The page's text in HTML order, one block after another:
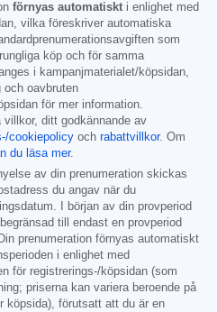
förnyas automatiskt i enlighet med
vilka föreskriver automatiska
som
köp och för samma
i kampanjmaterialet/köpsidan,
och oavbruten
för mer information.
ditt godkännande av
cookiepolicy och rabattvillkor. Om
du läsa mer.
av din prenumeration skickas
du angav när du
I början av din provperiod
till endast en provperiod
prenumeration förnyas automatiskt
i enlighet med
för registrerings-/köpsidan (som
priserna kan variera beroende på
köpsida), förutsatt att du är en